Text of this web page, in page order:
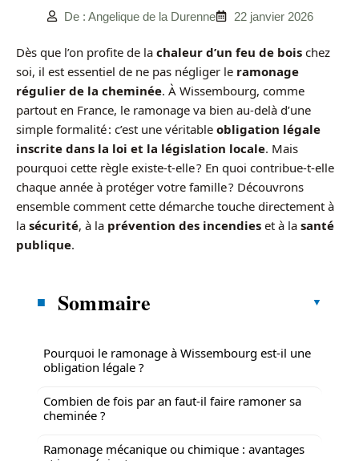
De : Angelique de la Durenne 22 janvier 2026
Dès que l’on profite de la chaleur d’un feu de bois chez
soi, il est essentiel de ne pas négliger le ramonage
régulier de la cheminée. À Wissembourg, comme
partout en France, le ramonage va bien au-delà d’une
simple formalité : c’est une véritable obligation légale
inscrite dans la loi et la législation locale. Mais
pourquoi cette règle existe-t-elle ? En quoi contribue-t-elle
chaque année à protéger votre famille ? Découvrons
ensemble comment cette démarche touche directement à
la sécurité, à la prévention des incendies et à la santé
publique.
Sommaire
Pourquoi le ramonage à Wissembourg est-il une
obligation légale ?
Combien de fois par an faut-il faire ramoner sa
cheminée ?
Ramonage mécanique ou chimique : avantages